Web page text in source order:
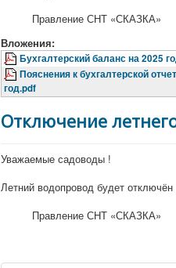
Правление СНТ «СКАЗКА»
Вложения:
Бухгалтерский баланс на 2025
Пояснения к бухгалтерской
год.pdf
Отключение
Уважаемые садоводы !
Летний водопровод будет
Правление СНТ «СКАЗКА»